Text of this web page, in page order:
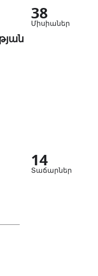
38
Միսիաներ
14
Տաճարներ